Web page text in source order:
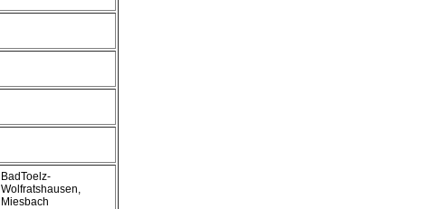
BadToelz-
Wolfratshausen,
Miesbach